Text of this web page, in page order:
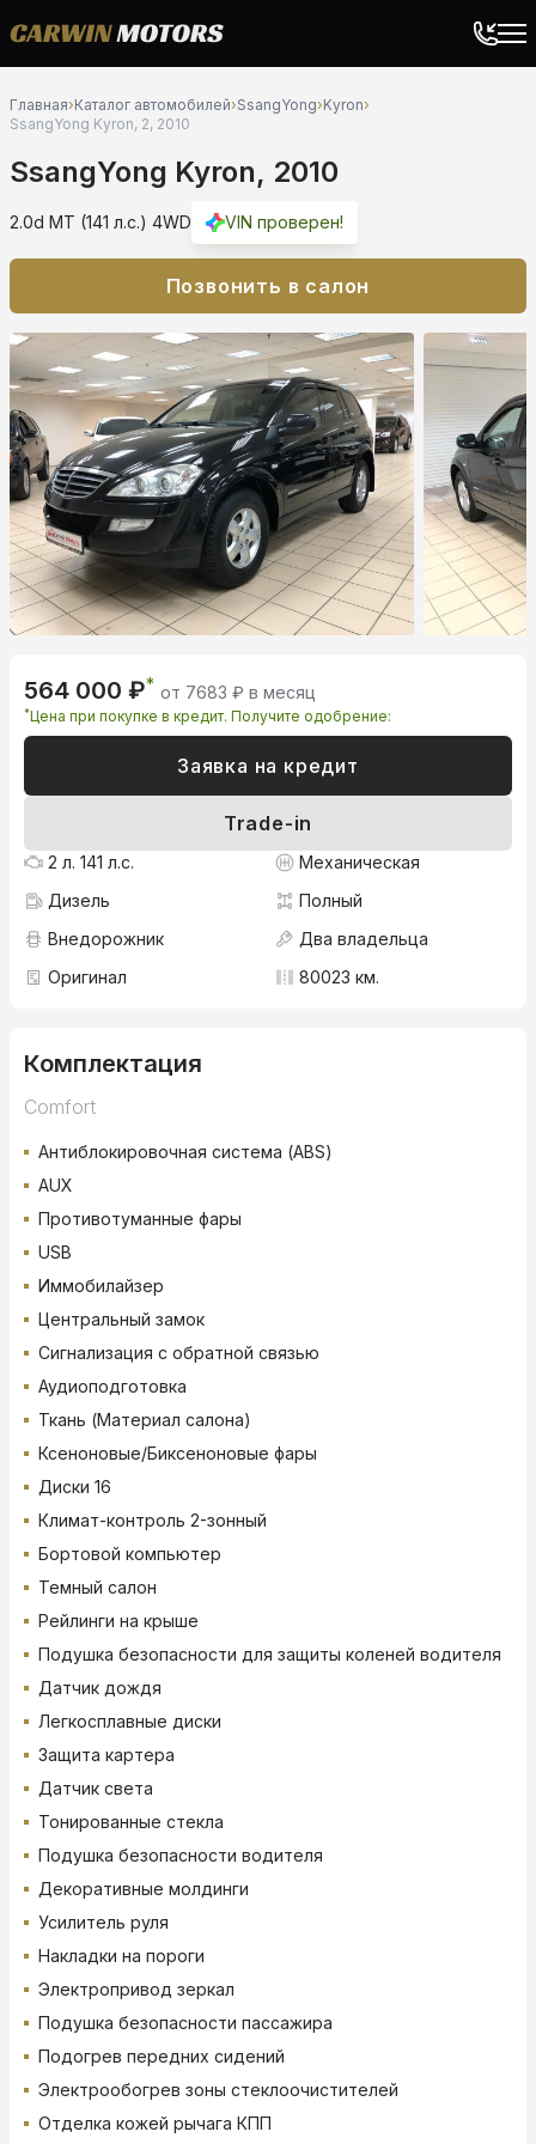
Главная›Каталог автомобилей›SsangYong›Kyron›
SsangYong Kyron, 2, 2010
SsangYong Kyron, 2010
2.0d MT (141 л.с.) 4WD VIN проверен!
Позвонить в салон
564 000 ₽* от 7683 ₽ в месяц
*Цена при покупке в кредит. Получите одобрение:
Заявка на кредит
Trade-in
2 л. 141 л.с.
Механическая
Дизель
Полный
Внедорожник
Два владельца
Оригинал
80023 км.
Комплектация
Comfort
Антиблокировочная система (ABS)
AUX
Противотуманные фары
USB
Иммобилайзер
Центральный замок
Сигнализация с обратной связью
Аудиоподготовка
Ткань (Материал салона)
Ксеноновые/Биксеноновые фары
Диски 16
Климат-контроль 2-зонный
Бортовой компьютер
Темный салон
Рейлинги на крыше
Подушка безопасности для защиты коленей водителя
Датчик дождя
Легкосплавные диски
Защита картера
Датчик света
Тонированные стекла
Подушка безопасности водителя
Декоративные молдинги
Усилитель руля
Накладки на пороги
Электропривод зеркал
Подушка безопасности пассажира
Подогрев передних сидений
Электрообогрев зоны стеклоочистителей
Отделка кожей рычага КПП